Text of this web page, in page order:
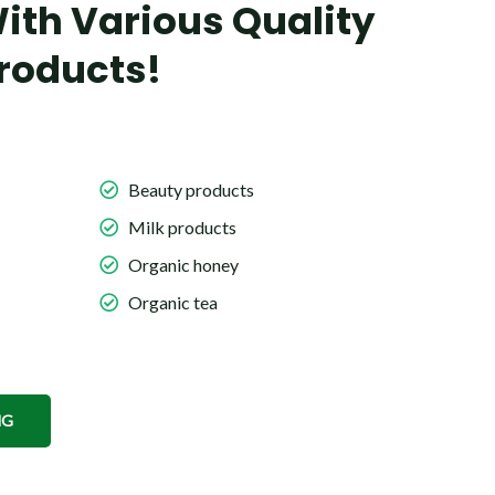
Various Quality
Beauty products
Milk products
Organic honey
Organic tea